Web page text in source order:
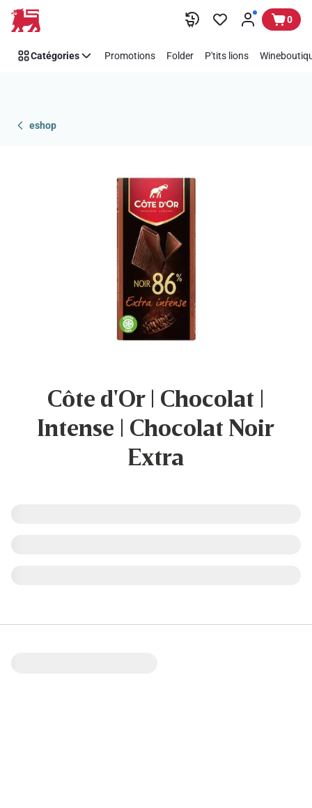
Passer 0
Catégories Promotions Folder P'tits lions
eshop
Côte d'Or | Chocolat |
Intense | Chocolat Noir
Extra